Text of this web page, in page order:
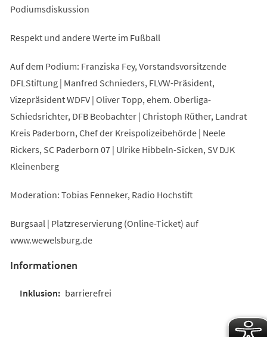
Podiumsdiskussion
Respekt und andere Werte im Fußball
Auf dem Podium: Franziska Fey, Vorstandsvorsitzende
DFLStiftung | Manfred Schnieders, FLVW-Präsident,
Vizepräsident WDFV | Oliver Topp, ehem. Oberliga-
Schiedsrichter, DFB Beobachter | Christoph Rüther, Landrat
Kreis Paderborn, Chef der Kreispolizeibehörde | Neele
Rickers, SC Paderborn 07 | Ulrike Hibbeln-Sicken, SV DJK
Kleinenberg
Moderation: Tobias Fenneker, Radio Hochstift
Burgsaal | Platzreservierung (Online-Ticket) auf
www.wewelsburg.de
Informationen
barrierefrei